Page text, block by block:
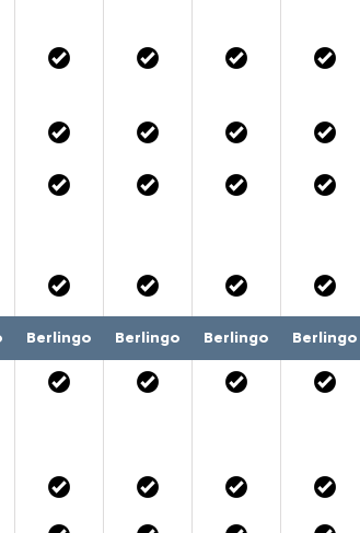
Berlingo Berlingo Berlingo Berlingo